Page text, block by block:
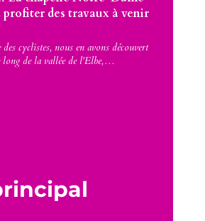
profiter des travaux à venir
cyclistes, nous en avons découvert
long de la vallée de l'Elbe,…